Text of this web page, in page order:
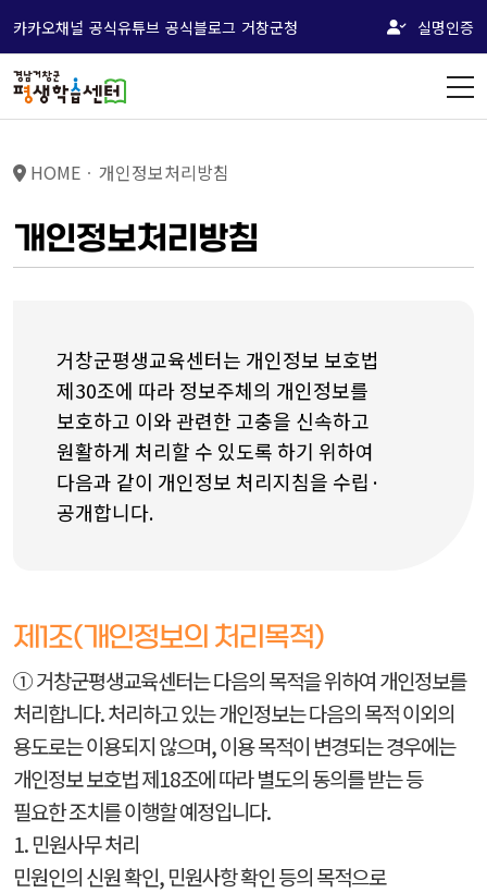
카카오채널 공식유튜브 공식블로그 거창군청 실명인증
HOME 개인정보처리방침
개인정보처리방침
거창군평생교육센터는 개인정보 보호법
제30조에 따라 정보주체의 개인정보를
보호하고 이와 관련한 고충을 신속하고
원활하게 처리할 수 있도록 하기 위하여
다음과 같이 개인정보 처리지침을 수립·
공개합니다.
제1조(개인정보의 처리목적)
① 거창군평생교육센터는 다음의 목적을 위하여 개인정보를
처리합니다. 처리하고 있는 개인정보는 다음의 목적 이외의
용도로는 이용되지 않으며, 이용 목적이 변경되는 경우에는
개인정보 보호법 제18조에 따라 별도의 동의를 받는 등
필요한 조치를 이행할 예정입니다.
1. 민원사무 처리
민원인의 신원 확인, 민원사항 확인 등의 목적으로